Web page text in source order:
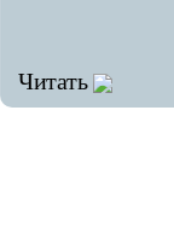
Читать